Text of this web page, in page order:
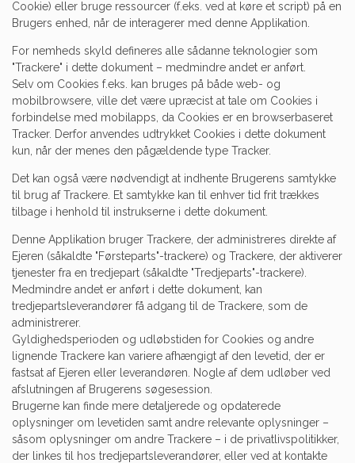
Cookie) eller bruge ressourcer (f.eks. ved at køre et script) på en
Brugers enhed, når de interagerer med denne Applikation.
For nemheds skyld defineres alle sådanne teknologier som
"Trackere" i dette dokument – medmindre andet er anført.
Selv om Cookies f.eks. kan bruges på både web- og
mobilbrowsere, ville det være upræcist at tale om Cookies i
forbindelse med mobilapps, da Cookies er en browserbaseret
Tracker. Derfor anvendes udtrykket Cookies i dette dokument
kun, når der menes den pågældende type Tracker.
Det kan også være nødvendigt at indhente Brugerens samtykke
til brug af Trackere. Et samtykke kan til enhver tid frit trækkes
tilbage i henhold til instrukserne i dette dokument.
Denne Applikation bruger Trackere, der administreres direkte af
Ejeren (såkaldte "Førsteparts"-trackere) og Trackere, der aktiverer
tjenester fra en tredjepart (såkaldte "Tredjeparts"-trackere).
Medmindre andet er anført i dette dokument, kan
tredjepartsleverandører få adgang til de Trackere, som de
administrerer.
Gyldighedsperioden og udløbstiden for Cookies og andre
lignende Trackere kan variere afhængigt af den levetid, der er
fastsat af Ejeren eller leverandøren. Nogle af dem udløber ved
afslutningen af Brugerens søgesession.
Brugerne kan finde mere detaljerede og opdaterede
oplysninger om levetiden samt andre relevante oplysninger –
såsom oplysninger om andre Trackere – i de privatlivspolitikker,
der linkes til hos tredjepartsleverandører, eller ved at kontakte